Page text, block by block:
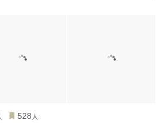
528 人